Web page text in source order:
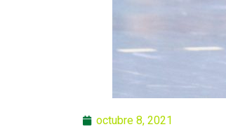
octubre 8, 2021